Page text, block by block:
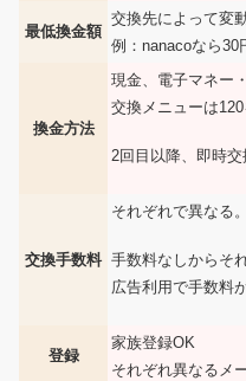
最低換金額
交換先によって変
例：nanacoなら30
換金方法
現金、電子マネー
交換メニューは120
2回目以降、即時
交換手数料
それぞれで異なる。
手数料なしからそ
広告利用で手数料
登録
家族登録OK
それぞれ異なるメ